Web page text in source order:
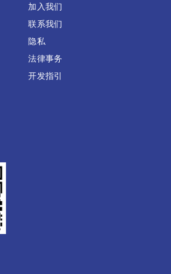
加入我们
联系我们
隐私
法律事务
开发指引